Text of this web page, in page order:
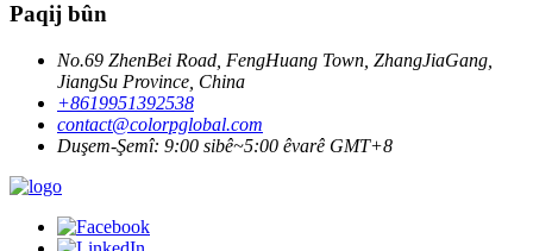
Paqij bûn
No.69 ZhenBei Road, FengHuang Town, ZhangJiaGang,
JiangSu Province, China
+8619951392538
contact@colorpglobal.com
Duşem-Şemî: 9:00 sibê~5:00 êvarê GMT+8